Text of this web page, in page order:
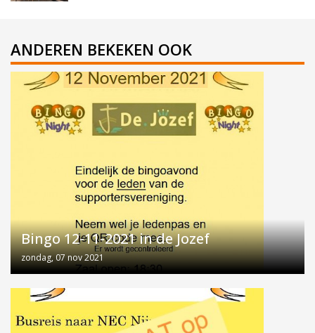
ANDEREN BEKEKEN OOK
Bingo 12-11-2021 in de Jozef
zondag, 07 nov 2021